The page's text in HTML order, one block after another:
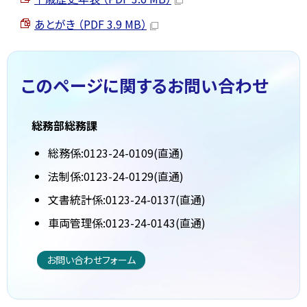
あとがき （PDF 3.9 MB）
このページに関するお問い合わせ
総務部総務課
総務係:0123-24-0109(直通)
法制係:0123-24-0129(直通)
文書統計係:0123-24-0137(直通)
車両管理係:0123-24-0143(直通)
お問い合わせフォーム